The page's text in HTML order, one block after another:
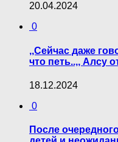
20.04.2024
0
,,Сейчас даже
что петь..,, Алсу
18.12.2024
0
После